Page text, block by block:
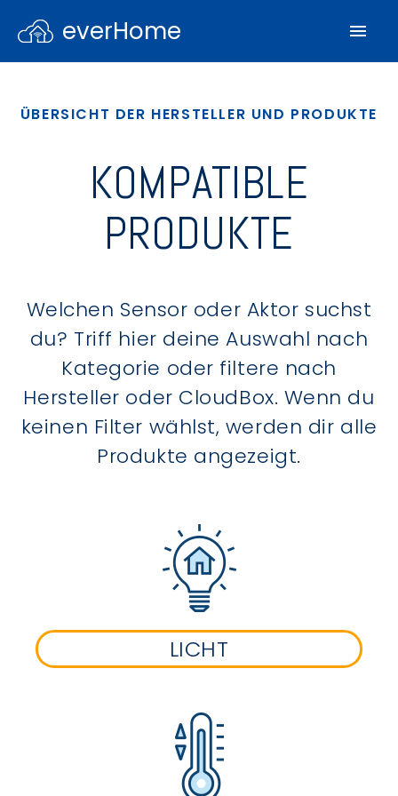
everHome
ÜBERSICHT DER HERSTELLER UND PRODUKTE
KOMPATIBLE
PRODUKTE
Welchen Sensor oder Aktor suchst
du? Triff hier deine Auswahl nach
Kategorie oder filtere nach
Hersteller oder CloudBox. Wenn du
keinen Filter wählst, werden dir alle
Produkte angezeigt.
LICHT